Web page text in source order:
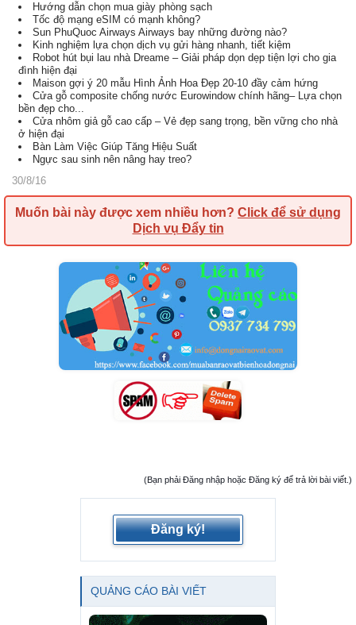
Hướng dẫn chọn mua giày phòng sạch
Tốc độ mạng eSIM có mạnh không?
Sun PhuQuoc Airways Airways bay những đường nào?
Kinh nghiệm lựa chọn dịch vụ gửi hàng nhanh, tiết kiệm
Robot hút bụi lau nhà Dreame – Giải pháp dọn dẹp tiện lợi cho gia
đình hiện đại
Maison gợi ý 20 mẫu Hình Ảnh Hoa Đẹp 20-10 đầy cảm hứng
Cửa gỗ composite chống nước Eurowindow chính hãng– Lựa chọn
bền đẹp cho...
Cửa nhôm giả gỗ cao cấp – Vẻ đẹp sang trọng, bền vững cho nhà
ở hiện đại
Bàn Làm Việc Giúp Tăng Hiệu Suất
Ngực sau sinh nên nâng hay treo?
30/8/16
Muốn bài này được xem nhiều hơn? Click để sử dụng
Dịch vụ Đẩy tin
(Bạn phải Đăng nhập hoặc Đăng ký để trả lời bài viết.)
Đăng ký!
QUẢNG CÁO BÀI VIẾT